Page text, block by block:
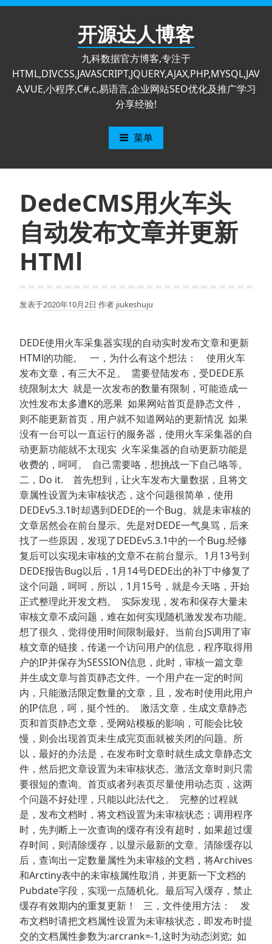
跳
开源达人博客
九科数据官方博客,专注于
HTML,DIVCSS,JAVASCRIPT,JQUERY,AJAX,PHP,MYSQL,JAV
A,VUE,小程序,C#,c,易语言,企业网站SEO优化及推广学习
分享经验!
菜单
DedeCMS用火车头
自动发布文章并更新
HTMl
发表于2020年10月2日 作者 jiukeshuju
DEDE使用火车采集器实现的自动实时发布文章和更新
HTMl的功能。 一，为什么有这个想法： 使用火车
发布文章，有三大不足。 需要登陆发布，受DEDE系
统限制太大 就是一次发布的数量有限制，可能造成一
次性发布太多遭K的恶果 如果网站首页是静态文件，
则不能更新首页，用户就不知道网站的更新情况 如果
没有一台可以一直运行的服务器，使用火车采集器的自
动更新功能就不太现实 火车采集器的自动更新功能是
收费的，呵呵。 自己需要咯，想挑战一下自己咯等。
二，Do it. 首先想到，让火车发布大量数据，且将文
章属性设置为未审核状态，这个问题很简单，使用
DEDEv5.3.1时却遇到DEDE的一个Bug。就是未审核的
文章居然会在前台显示。先是对DEDE一气臭骂，后来
找了一些原因，发现了DEDEv5.3.1中的一个Bug.经修
复后可以实现未审核的文章不在前台显示。1月13号到
DEDE报告Bug以后，1月14号DEDE出的补丁中修复了
这个问题，呵呵，所以，1月15号，就是今天咯，开始
正式整理此开发文档。 实际发现，发布和保存大量未
审核文章不成问题，难在如何实现随机激发发布功能。
想了很久，觉得使用时间限制最好。当前台JS调用了审
核文章的链接，传递一个访问用户的信息，程序取得用
户的IP并保存为SESSION信息，此时，审核一篇文章
并生成文章与首页静态文件。一个用户在一定的时间
内，只能激活限定数量的文章，且，发布时使用此用户
的IP信息，呵，挺个性的。 激活文章，生成文章静态
页和首页静态文章，受网站模板的影响，可能会比较
慢，则会出现首页未生成完页面就被关闭的问题。所
以，最好的办法是，在发布时文章时就生成文章静态文
件，然后把文章设置为未审核状态。激活文章时则只需
要很短的查询。首页或者列表页尽量使用动态页，这两
个问题不好处理，只能以此法代之。 完整的过程就
是，发布文档时，将文档设置为未审核状态；调用程序
时，先判断上一次查询的缓存有没有超时，如果超过缓
存时间，则清除缓存，以显示最新的文章。清除缓存以
后，查询出一定数量属性为未审核的文档，将Archives
和Arctiny表中的未审核属性取消，并更新一下文档的
Pubdate字段，实现一点随机化。最后写入缓存，禁止
缓存有效期内的重复更新！ 三，文件使用方法： 发
布文档时请把文档属性设置为未审核状态，即发布时提
交的文档属性参数为:arcrank=-1,这时为动态浏览; 如